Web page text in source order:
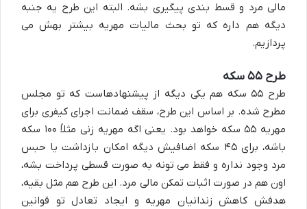
مالی مرد و قسط بندی پیگیری بشه. البته این طرح یه جنبه
دیگه هم داره که تو بحث مالیات مهریه بیشتر بهش می
پردازیم.
طرح ۵۵ سکه
طرح ۵۵ سکه هم یکی دیگه از پیشنهادهاست که تو مجلس
مطرح شده. بر اساس این طرح، سقف ضمانت اجرای کیفری برای
مهریه ۵۵ سکه خواهد بود. یعنی اگه مهریه زنی مثلاً ۱۰۰ سکه
باشه، برای ۴۵ سکه اضافیش دیگه امکان بازداشت یا حبس
مرد وجود نداره و فقط می تونه به صورت قسطی پرداخت بشه،
اون هم در صورت اثبات تمکن مالی مرد. این طرح هم مثل بقیه،
هدفش کاهش زندانیان مهریه و ایجاد تعادل تو قوانین